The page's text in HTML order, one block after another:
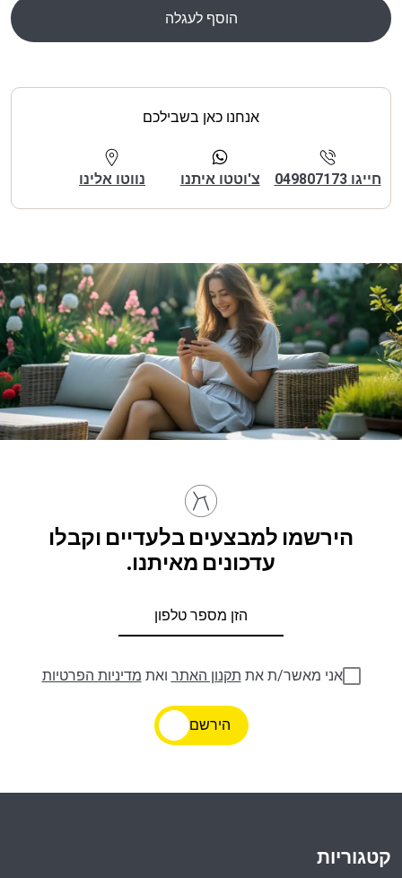
הוסף לעגלה
אנחנו כאן בשבילכם
חייגו 049807173 צ'וטטו איתנו נווטו אלינו
הירשמו למבצעים בלעדיים וקבלו
עדכונים מאיתנו.
אני מאשר/ת את תקנון האתר ואת מדיניות הפרטיות
הירשם
קטגוריות